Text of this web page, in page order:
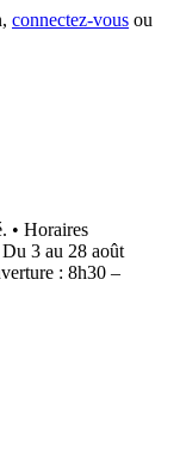
connectez-vous ou
• Horaires
Du 3 au 28 août
: 8h30 –